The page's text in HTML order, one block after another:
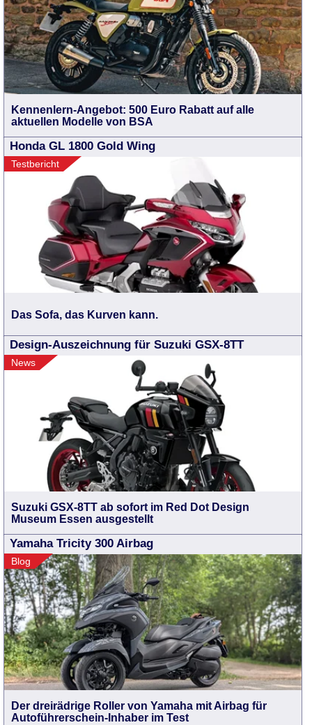
Kennenlern-Angebot: 500 Euro Rabatt auf alle
aktuellen Modelle von BSA
Honda GL 1800 Gold Wing
Testbericht
Das Sofa, das Kurven kann.
Design-Auszeichnung für Suzuki GSX-8TT
News
Suzuki GSX-8TT ab sofort im Red Dot Design
Museum Essen ausgestellt
Yamaha Tricity 300 Airbag
Blog
Der dreirädrige Roller von Yamaha mit Airbag für
Autoführerschein-Inhaber im Test